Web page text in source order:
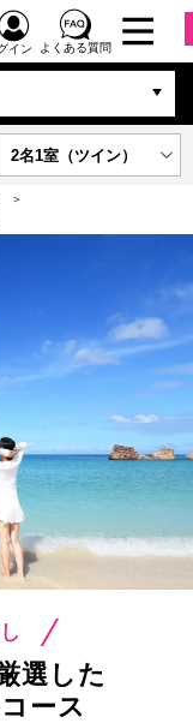
イン よくある質問
2名1室（ツイン）
選した
ース